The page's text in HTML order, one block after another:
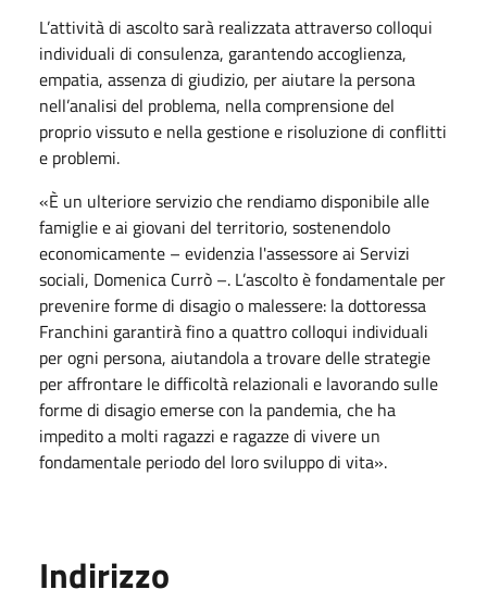
L’attività di ascolto sarà realizzata attraverso colloqui
individuali di consulenza, garantendo accoglienza,
empatia, assenza di giudizio, per aiutare la persona
nell’analisi del problema, nella comprensione del
proprio vissuto e nella gestione e risoluzione di conflitti
e problemi.
«È un ulteriore servizio che rendiamo disponibile alle
famiglie e ai giovani del territorio, sostenendolo
economicamente – evidenzia l'assessore ai Servizi
sociali, Domenica Currò –. L’ascolto è fondamentale per
prevenire forme di disagio o malessere: la dottoressa
Franchini garantirà fino a quattro colloqui individuali
per ogni persona, aiutandola a trovare delle strategie
per affrontare le difficoltà relazionali e lavorando sulle
forme di disagio emerse con la pandemia, che ha
impedito a molti ragazzi e ragazze di vivere un
fondamentale periodo del loro sviluppo di vita».
Indirizzo